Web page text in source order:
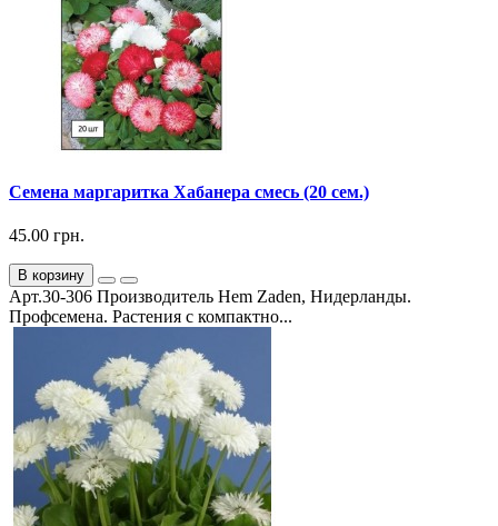
Семена маргаритка Хабанера смесь (20 сем.)
45.00 грн.
В корзину
Арт.30-306 Производитель Hem Zaden, Нидерланды.
Профсемена. Растения с компактно...